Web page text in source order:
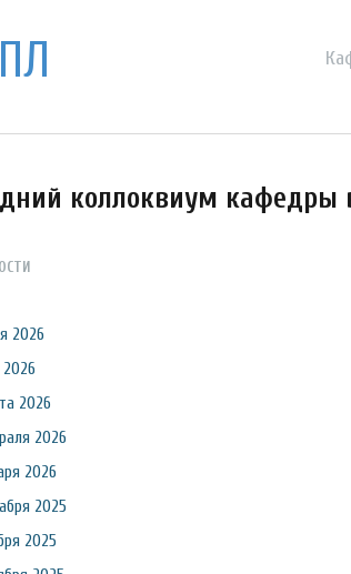
коллоквиум кафедры
2026
2026
2026
2026
2025
2025